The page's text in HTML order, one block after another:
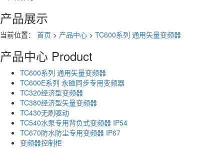
产品展示
当前位置： 首页 > 产品中心 > TC600系列 通用矢量变频器
产品中心 Product
TC600系列 通用矢量变频器
TC600E系列 永磁同步专用变频器
TC320经济型变频器
TC380经济型矢量变频器
TC430无刷驱动
TC540水泵专用背负式变频器 IP54
TC670防水防尘专用变频器 IP67
变频器控制柜